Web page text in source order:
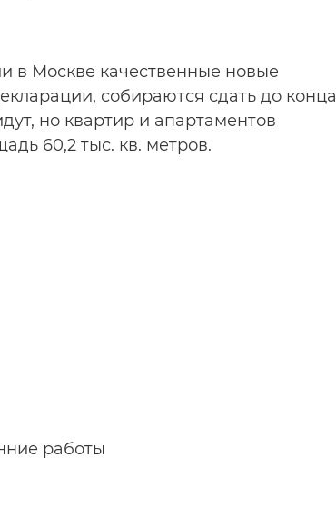
в Москве качественные новые
собираются сдать до конца
но квартир и апартаментов
60,2 тыс. кв. метров.
работы